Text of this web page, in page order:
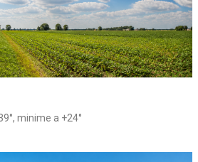
minime a +24°